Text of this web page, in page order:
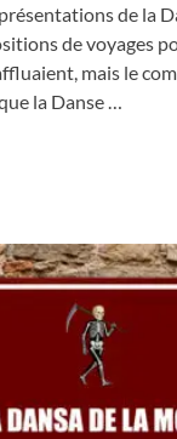
de la
de voyages
mais le
la Danse …